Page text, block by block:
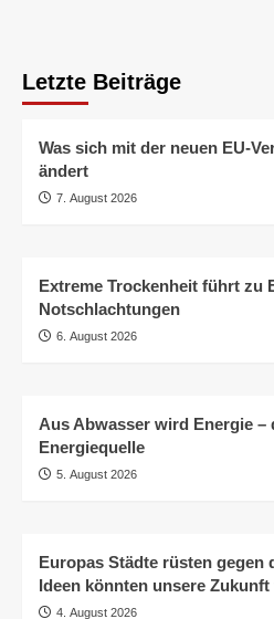
Letzte Beiträge
Was sich mit der neuen EU-
ändert
7. August 2026
Extreme Trockenheit führt zu
Notschlachtungen
6. August 2026
Aus Abwasser wird Energie –
Energiequelle
5. August 2026
Europas Städte rüsten gegen
Ideen könnten unsere
4. August 2026